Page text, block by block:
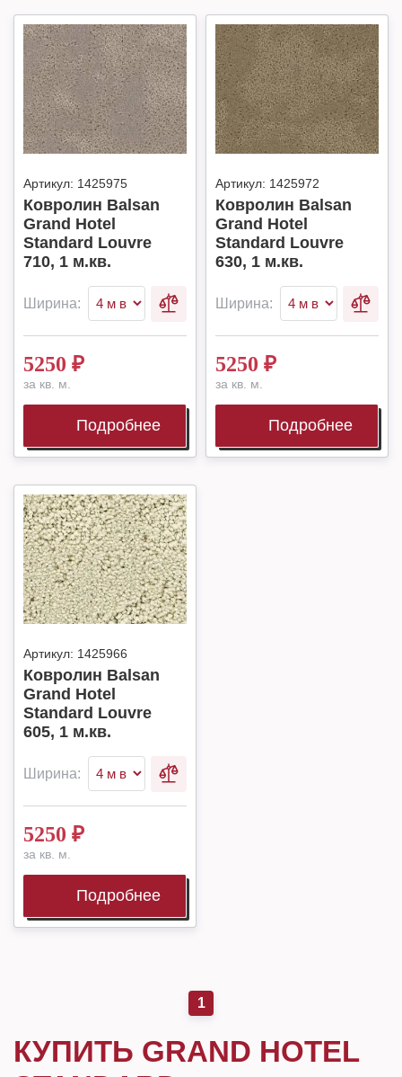
Артикул: 1425975
Ковролин Balsan
Grand Hotel
Standard Louvre
710, 1 м.кв.
Ширина:
5250 ₽
за кв. м.
Подробнее
Артикул: 1425972
Ковролин Balsan
Grand Hotel
Standard Louvre
630, 1 м.кв.
Ширина:
5250 ₽
за кв. м.
Подробнее
Артикул: 1425966
Ковролин Balsan
Grand Hotel
Standard Louvre
605, 1 м.кв.
Ширина:
5250 ₽
за кв. м.
Подробнее
1
КУПИТЬ GRAND HOTEL